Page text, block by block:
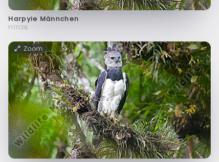
Harpyie Männchen
f111126
Zoom